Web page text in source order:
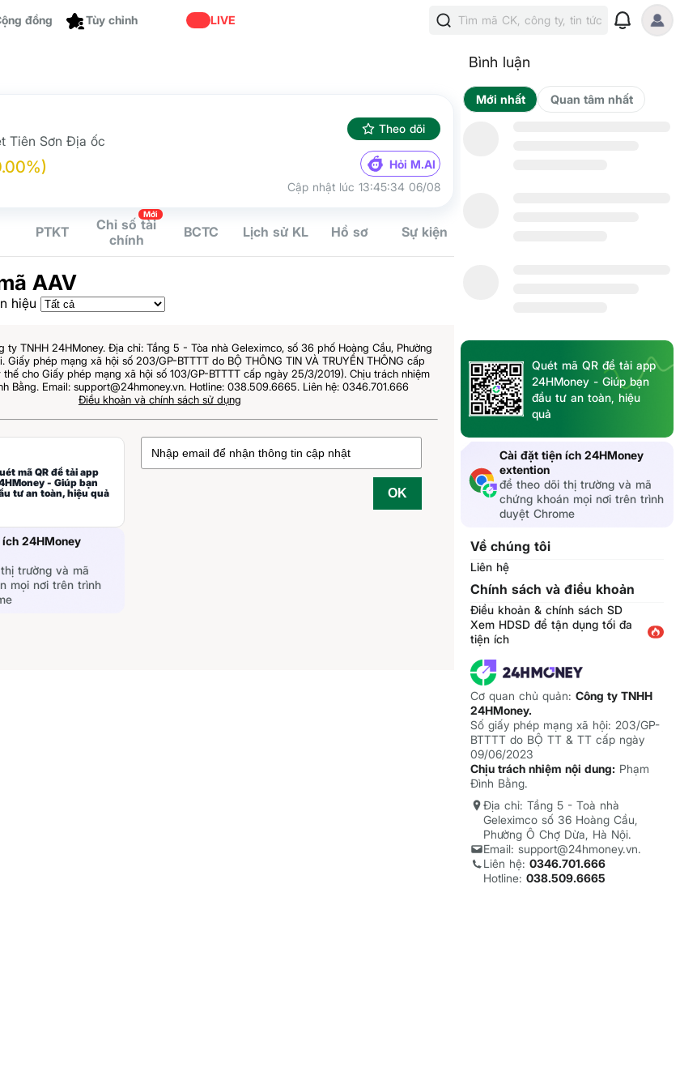
đồng Tùy chỉnh LIVE Tìm mã CK, công ty, tin tức
Tiên Sơn Địa ốc
Theo dõi
Hỏi M.AI
Cập nhật lúc 13:45:34 06/08
PTKT
Chỉ số tài
chính
Mới
BCTC Lịch sử KL Hồ sơ Sự kiện
AAV
hiệu
ty TNHH 24HMoney. Địa chỉ: Tầng 5 - Tòa nhà Geleximco, số 36 phố Hoàng Cầu, Phường
Giấy phép mạng xã hội số 203/GP-BTTTT do BỘ THÔNG TIN VÀ TRUYỀN THÔNG cấp
cho Giấy phép mạng xã hội số 103/GP-BTTTT cấp ngày 25/3/2019). Chịu trách nhiệm
Bằng. Email: support@24hmoney.vn. Hotline: 038.509.6665. Liên hệ: 0346.701.666
Điều khoản và chính sách sử dụng
mã QR để tải app
- Giúp bạn
tư an toàn, hiệu quả
24HMoney
trường và mã
mọi nơi trên trình
OK
Bình luận
Mới nhất
Quét mã QR để tải app
24HMoney - Giúp bạn
đầu tư an toàn, hiệu
quả
Cài đặt tiện ích 24HMoney
extention
để theo dõi thị trường và mã
chứng khoán mọi nơi trên trình
duyệt Chrome
Về chúng tôi
Liên hệ
Chính sách và điều khoản
Điều khoản & chính sách SD
Xem HDSD để tận dụng tối đa
tiện ích
Cơ quan chủ quản: Công ty TNHH
24HMoney.
Số giấy phép mạng xã hội: 203/GP-
BTTTT do BỘ TT & TT cấp ngày
09/06/2023
Chịu trách nhiệm nội dung: Phạm
Đình Bằng.
Địa chỉ: Tầng 5 - Toà nhà
Geleximco số 36 Hoàng Cầu,
Phường Ô Chợ Dừa, Hà Nội.
Email: support@24hmoney.vn.
Liên hệ: 0346.701.666
Hotline: 038.509.6665